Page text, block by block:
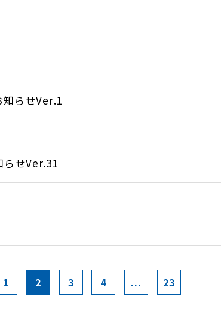
知らせVer.1
らせVer.31
1 2 3 4 ... 23